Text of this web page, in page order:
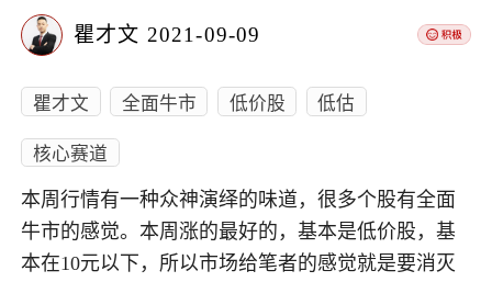
瞿才文 2021-09-09
瞿才文 全面牛市 低价股
低估
核心赛道
本周行情有一种众神演绎的味道，很多个股有全面
牛市的感觉。本周涨的最好的，基本是低价股，基
本在10元以下，所以市场给笔者的感觉就是要消灭